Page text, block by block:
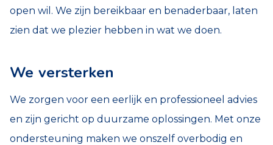
open wil. We zijn bereikbaar en benaderbaar, laten
zien dat we plezier hebben in wat we doen.
We versterken
We zorgen voor een eerlijk en professioneel advies
en zijn gericht op duurzame oplossingen. Met onze
ondersteuning maken we onszelf overbodig en